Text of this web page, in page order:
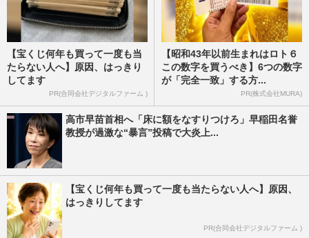
【宝くじ何年も買って一度も当
たらない人へ】原因、はっきり
してます
PR(合同会社デジタルファーム )
【昭和43年以前生まれはロト６
この数字を買うべき】6つの数字
が「完全一致」する方...
PR(株式会社MURA)
高市早苗首相へ「床に額をなすりつけろ」早稲田名誉
教授が過激な“暴言”投稿で大炎上...
【宝くじ何年も買って一度も当たらない人へ】原因、
はっきりしてます
PR(合同会社デジタルファーム )